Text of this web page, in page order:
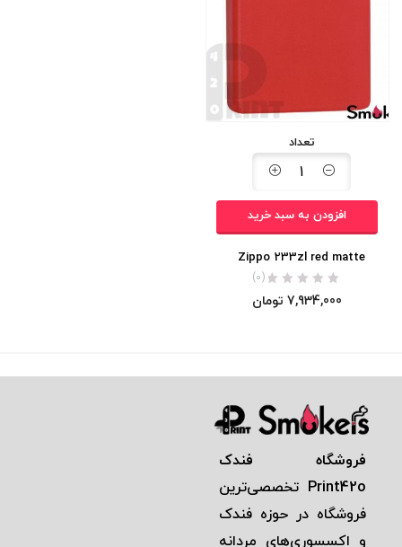
تعداد
افزودن به سبد خرید
Zippo 233zl red matte
(0)
7,934,000 تومان
فروشگاه فندک
Print42o تخصصی‌ترين
فروشگاه در حوزه فندک
و اكسسوری‌های مردانه